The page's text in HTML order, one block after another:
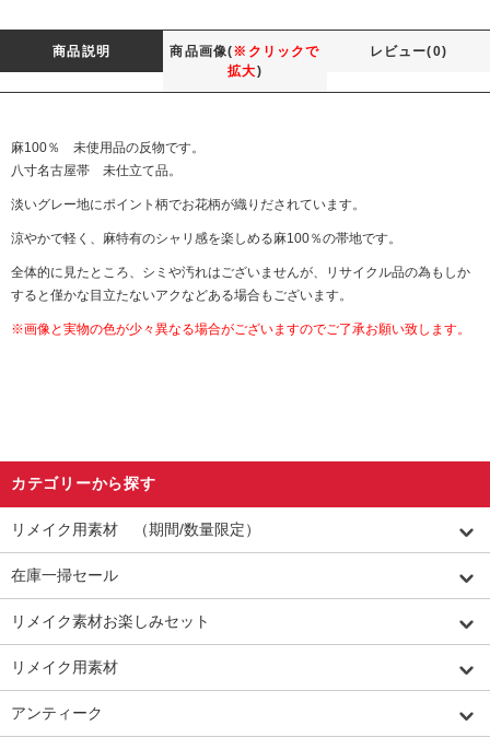
商品説明 商品画像(※クリックで
拡大)
レビュー(0)
麻100％ 未使用品の反物です。
八寸名古屋帯 未仕立て品。
淡いグレー地にポイント柄でお花柄が織りだされています。
涼やかで軽く、麻特有のシャリ感を楽しめる麻100％の帯地です。
全体的に見たところ、シミや汚れはございませんが、リサイクル品の為もしか
すると僅かな目立たないアクなどある場合もございます。
※画像と実物の色が少々異なる場合がございますのでご了承お願い致します。
カテゴリーから探す
リメイク用素材 （期間/数量限定）
在庫一掃セール
リメイク素材お楽しみセット
リメイク用素材
アンティーク